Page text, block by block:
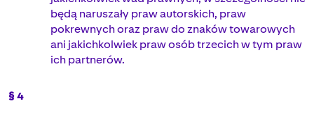
będą naruszały praw autorskich, praw
pokrewnych oraz praw do znaków towarowych
ani jakichkolwiek praw osób trzecich w tym praw
ich partnerów.
§ 4